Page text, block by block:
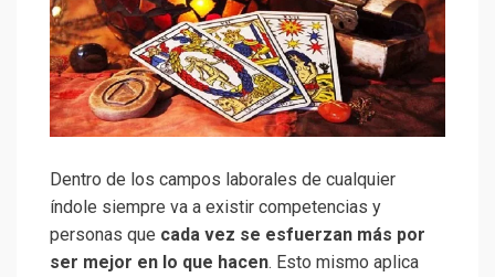
Dentro de los campos laborales de cualquier
índole siempre va a existir competencias y
personas que cada vez se esfuerzan más por
ser mejor en lo que hacen. Esto mismo aplica